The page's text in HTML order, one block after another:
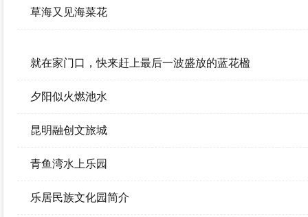
草海又见海菜花
就在家门口，快来赶上最后一波盛放的蓝花楹
夕阳似火燃池水
昆明融创文旅城
青鱼湾水上乐园
乐居民族文化园简介